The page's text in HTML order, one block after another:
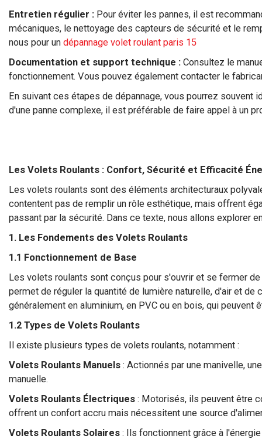
Entretien régulier : Pour éviter les pannes, il est
mécaniques, le nettoyage des capteurs de sécurité et le
nous pour un dépannage volet roulant paris 15
Documentation et support technique : Consultez le
fonctionnement. Vous pouvez également contacter le
En suivant ces étapes de dépannage, vous pourrez
d'une panne complexe, il est préférable de faire appel à un
Les Volets Roulants : Confort, Sécurité et Efficacité
Les volets roulants sont des éléments architecturaux
contentent pas de remplir un rôle esthétique, mais offrent
passant par la sécurité. Dans ce texte, nous allons explorer
1. Les Fondements des Volets Roulants
1.1 Fonctionnement de Base
Les volets roulants sont conçus pour s'ouvrir et se fermer
permet de réguler la quantité de lumière naturelle, d'air et
généralement en aluminium, en PVC ou en bois, qui
1.2 Types de Volets Roulants
Il existe plusieurs types de volets roulants, notamment :
Volets Roulants Manuels : Actionnés par une manivelle,
manuelle.
Volets Roulants Électriques : Motorisés, ils peuvent être
offrent un confort accru mais nécessitent une source
Volets Roulants Solaires : Ils fonctionnent grâce à